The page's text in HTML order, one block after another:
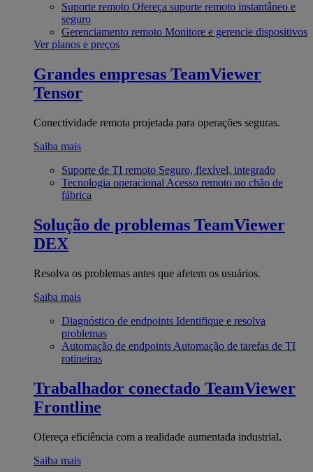
Suporte remoto Ofereça suporte remoto instantâneo e
seguro
Gerenciamento remoto Monitore e gerencie dispositivos
Ver planos e preços
Grandes empresas TeamViewer
Tensor
Conectividade remota projetada para operações seguras.
Saiba mais
Suporte de TI remoto Seguro, flexível, integrado
Tecnologia operacional Acesso remoto no chão de
fábrica
Solução de problemas TeamViewer
DEX
Resolva os problemas antes que afetem os usuários.
Saiba mais
Diagnóstico de endpoints Identifique e resolva
problemas
Automação de endpoints Automação de tarefas de TI
rotineiras
Trabalhador conectado TeamViewer
Frontline
Ofereça eficiência com a realidade aumentada industrial.
Saiba mais